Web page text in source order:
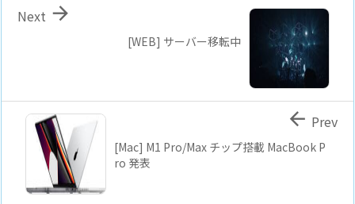
[WEB] サーバー移転中

Next
[Mac] M1 Pro/Max チップ搭載 MacBook P
ro 発表
 Prev